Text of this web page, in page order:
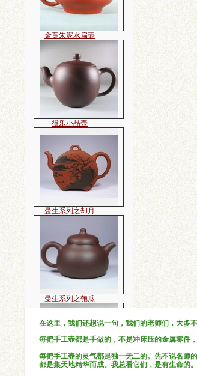
金黄朱泥水扁壶
得乐小品壶
曼生系列之却月
曼生系列之匏瓜
容天-铁观音小品
在这里，我们还想说一句，我们的老师们，大多
每把手工壶都是手做的，不是冲床压的金属零件
每把手工壶的灵气都是独一无二的。先不说名师
都是集天地精华而成。我总看它们，是有生命的。